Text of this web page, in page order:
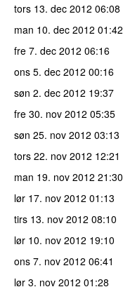
tors 13. dec 2012 06:08
man 10. dec 2012 01:42
fre 7. dec 2012 06:16
ons 5. dec 2012 00:16
søn 2. dec 2012 19:37
fre 30. nov 2012 05:35
søn 25. nov 2012 03:13
tors 22. nov 2012 12:21
man 19. nov 2012 21:30
lør 17. nov 2012 01:13
tirs 13. nov 2012 08:10
lør 10. nov 2012 19:10
ons 7. nov 2012 06:41
lør 3. nov 2012 01:28